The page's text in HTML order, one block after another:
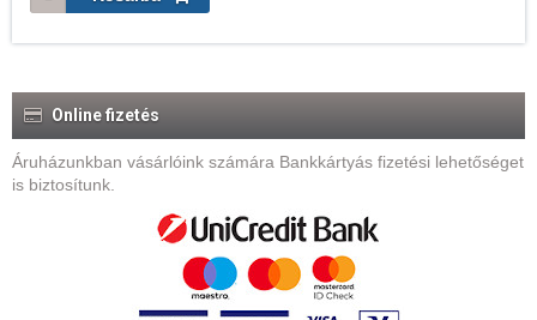
Online fizetés
Áruházunkban vásárlóink számára Bankkártyás fizetési lehetőséget
is biztosítunk.